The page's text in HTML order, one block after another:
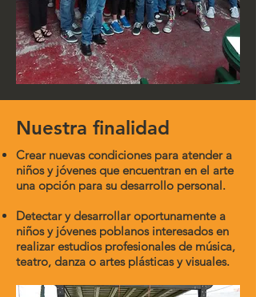
Nuestra finalidad
Crear nuevas condiciones para atender a
niños y jóvenes que encuentran en el arte
una opción para su desarrollo personal.
Detectar y desarrollar oportunamente a
niños y jóvenes poblanos interesados en
realizar estudios profesionales de música,
teatro, danza o artes plásticas y visuales.